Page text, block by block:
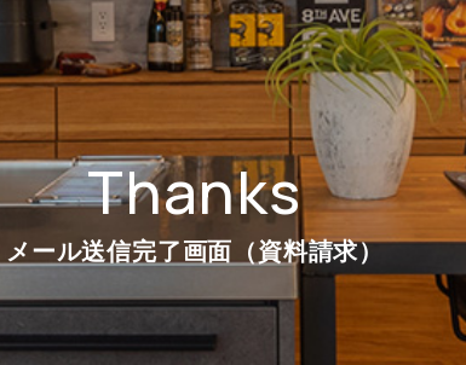
Thanks
メール送信完了画面（資料請求）